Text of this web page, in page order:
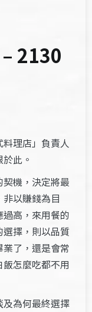
2130
理店」負責人
此。
機，決定將最
以賺錢為目
高，來用餐的
擇，則以品質
了，還是會常
怎麼吃都不用
為何最終選擇